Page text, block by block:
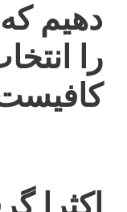
دهیم
را